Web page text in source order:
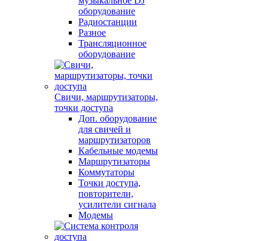
оборудование
Радиостанции
Разное
Трансляционное
оборудование
Свичи, маршрутизаторы,
точки доступа
Доп. оборудование
для свичей и
маршрутизаторов
Кабельные модемы
Маршрутизаторы
Коммутаторы
Точки доступа,
повторители,
усилители сигнала
Модемы